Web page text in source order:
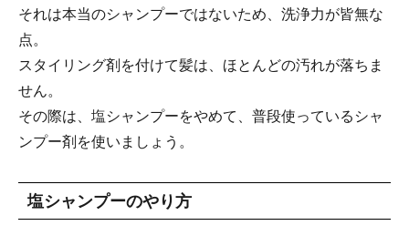
それは本当のシャンプーではないため、洗浄力が皆無な
点。
スタイリング剤を付けて髪は、ほとんどの汚れが落ちま
せん。
その際は、塩シャンプーをやめて、普段使っているシャ
ンプー剤を使いましょう。
塩シャンプーのやり方